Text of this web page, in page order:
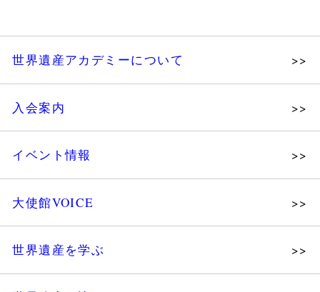
世界遺産アカデミーについて
組織図・役員
法人会員・協賛団体／公認団体
入会案内
イベント情報
展示会
ツアー情報
大使館VOICE
世界遺産を学ぶ